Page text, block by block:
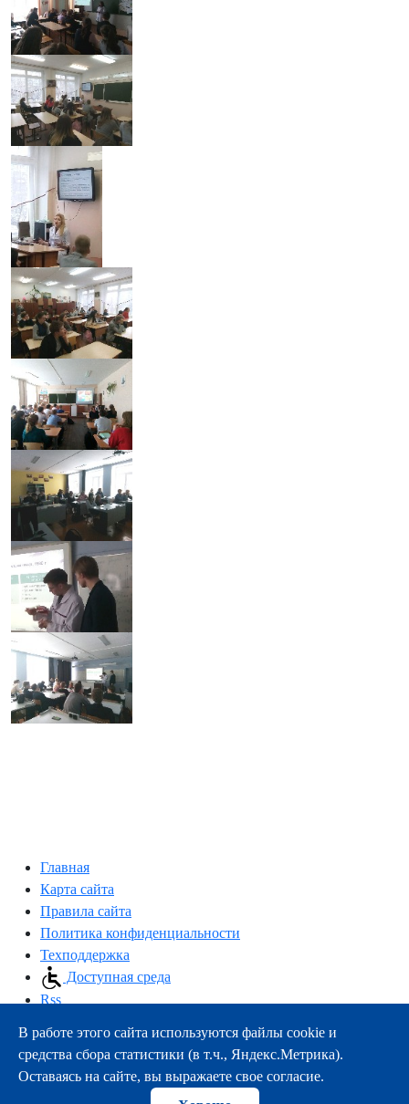
Главная
Карта сайта
Правила сайта
Политика конфиденциальности
Техподдержка
Доступная среда
Rss
163000, г.Архангельск, пр-т Троицкий, 51
тел.:+7 (8182) 21-11-63
e-mail:info@nsmu.ru
В работе этого сайта используются файлы cookie и
средства сбора статистики (в т.ч., Яндекс.Метрика).
Оставаясь на сайте, вы выражаете свое согласие.